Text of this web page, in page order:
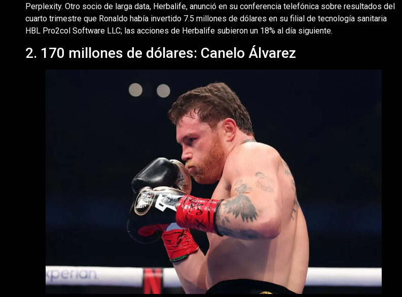
Perplexity. Otro socio de larga data, Herbalife, anunció en su conferencia telefónica sobre resultados del
cuarto trimestre que Ronaldo había invertido 7.5 millones de dólares en su filial de tecnología sanitaria
HBL Pro2col Software LLC; las acciones de Herbalife subieron un 18% al día siguiente.
2. 170 millones de dólares: Canelo Álvarez